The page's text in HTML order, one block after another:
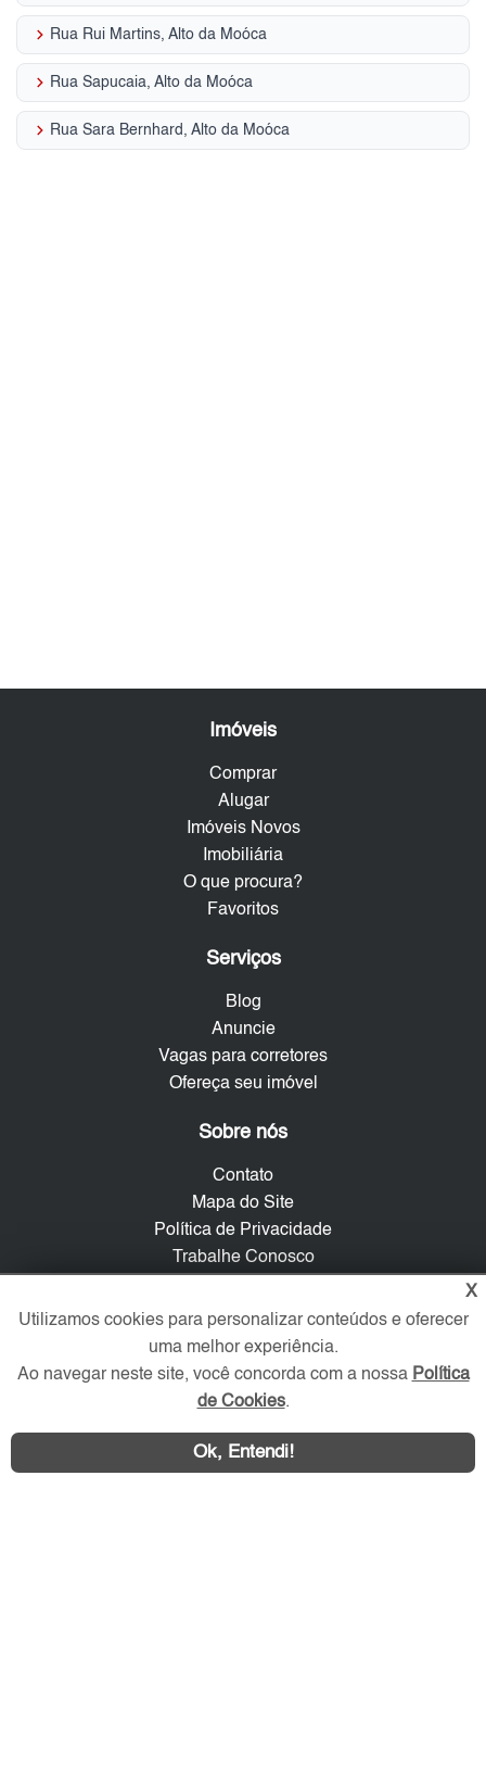
keyboard_arrow_right Rua Rui Martins, Alto da Moóca
keyboard_arrow_right Rua Sapucaia, Alto da Moóca
keyboard_arrow_right Rua Sara Bernhard, Alto da Moóca
Imóveis
Comprar
Alugar
Imóveis Novos
Imobiliária
O que procura?
Favoritos
Serviços
Blog
Anuncie
Vagas para corretores
Ofereça seu imóvel
Sobre nós
Contato
Mapa do Site
Política de Privacidade
Trabalhe Conosco
Verificada por
Redes Sociais
X
Utilizamos cookies para personalizar conteúdos e oferecer
uma melhor experiência.
Ao navegar neste site, você concorda com a nossa Política
de Cookies.
Ok, Entendi!